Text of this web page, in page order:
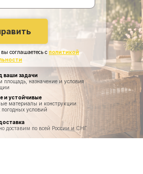
соглашаетесь с политикой
ваши задачи
площадь, назначение и условия
и устойчивые
материалы и конструкции
условий
доставим по всей России и СНГ